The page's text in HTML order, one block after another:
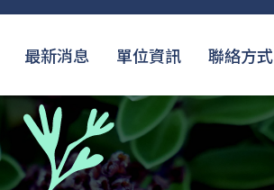
最新消息 單位資訊 聯絡方式